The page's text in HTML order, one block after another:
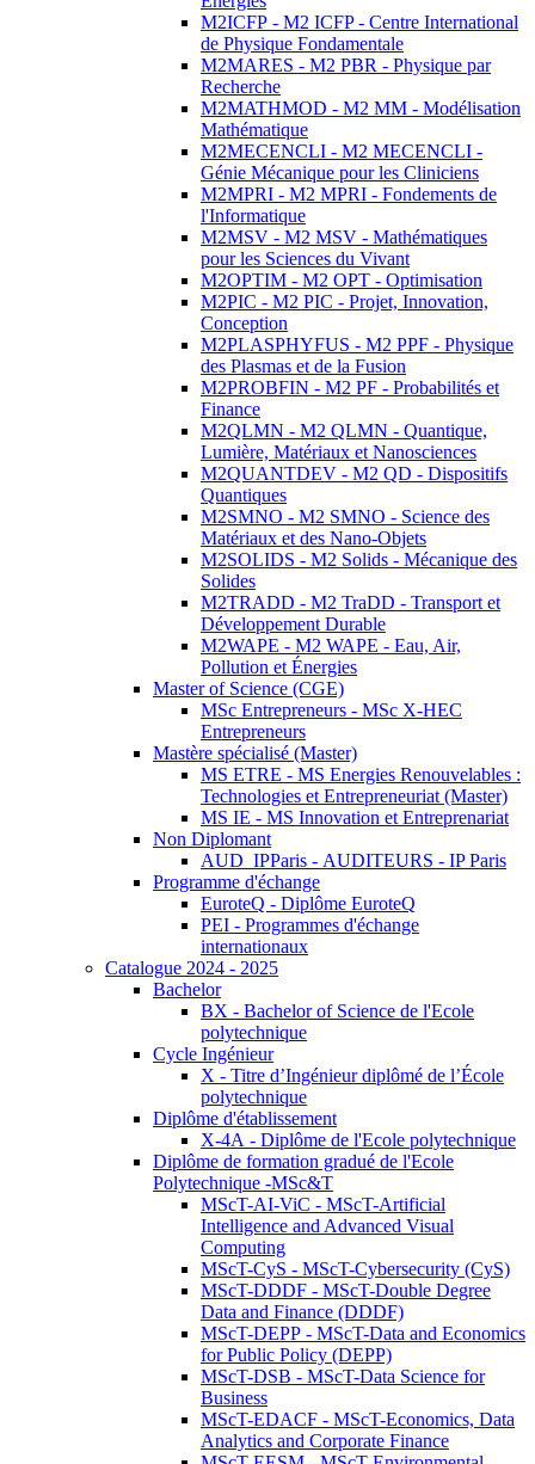
M2ICFP - M2 ICFP - Centre International
de Physique Fondamentale
M2MARES - M2 PBR - Physique par
Recherche
M2MATHMOD - M2 MM - Modélisation
Mathématique
M2MECENCLI - M2 MECENCLI -
Génie Mécanique pour les Cliniciens
M2MPRI - M2 MPRI - Fondements de
l'Informatique
M2MSV - M2 MSV - Mathématiques
pour les Sciences du Vivant
M2OPTIM - M2 OPT - Optimisation
M2PIC - M2 PIC - Projet, Innovation,
Conception
M2PLASPHYFUS - M2 PPF - Physique
des Plasmas et de la Fusion
M2PROBFIN - M2 PF - Probabilités et
Finance
M2QLMN - M2 QLMN - Quantique,
Lumière, Matériaux et Nanosciences
M2QUANTDEV - M2 QD - Dispositifs
Quantiques
M2SMNO - M2 SMNO - Science des
Matériaux et des Nano-Objets
M2SOLIDS - M2 Solids - Mécanique des
Solides
M2TRADD - M2 TraDD - Transport et
Développement Durable
M2WAPE - M2 WAPE - Eau, Air,
Pollution et Énergies
Master of Science (CGE)
MSc Entrepreneurs - MSc X-HEC
Entrepreneurs
Mastère spécialisé (Master)
MS ETRE - MS Energies Renouvelables :
Technologies et Entrepreneuriat (Master)
MS IE - MS Innovation et Entreprenariat
Non Diplomant
AUD_IPParis - AUDITEURS - IP Paris
Programme d'échange
EuroteQ - Diplôme EuroteQ
PEI - Programmes d'échange
internationaux
Catalogue 2024 - 2025
Bachelor
BX - Bachelor of Science de l'Ecole
polytechnique
Cycle Ingénieur
X - Titre d’Ingénieur diplômé de l’École
polytechnique
Diplôme d'établissement
X-4A - Diplôme de l'Ecole polytechnique
Diplôme de formation gradué de l'Ecole
Polytechnique -MSc&T
MScT-AI-ViC - MScT-Artificial
Intelligence and Advanced Visual
Computing
MScT-CyS - MScT-Cybersecurity (CyS)
MScT-DDDF - MScT-Double Degree
Data and Finance (DDDF)
MScT-DEPP - MScT-Data and Economics
for Public Policy (DEPP)
MScT-DSB - MScT-Data Science for
Business
MScT-EDACF - MScT-Economics, Data
Analytics and Corporate Finance